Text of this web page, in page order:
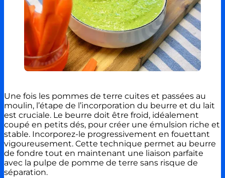
Une fois les pommes de terre cuites et passées au
moulin, l’étape de l’incorporation du beurre et du lait
est cruciale. Le beurre doit être froid, idéalement
coupé en petits dés, pour créer une émulsion riche et
stable. Incorporez-le progressivement en fouettant
vigoureusement. Cette technique permet au beurre
de fondre tout en maintenant une liaison parfaite
avec la pulpe de pomme de terre sans risque de
séparation.